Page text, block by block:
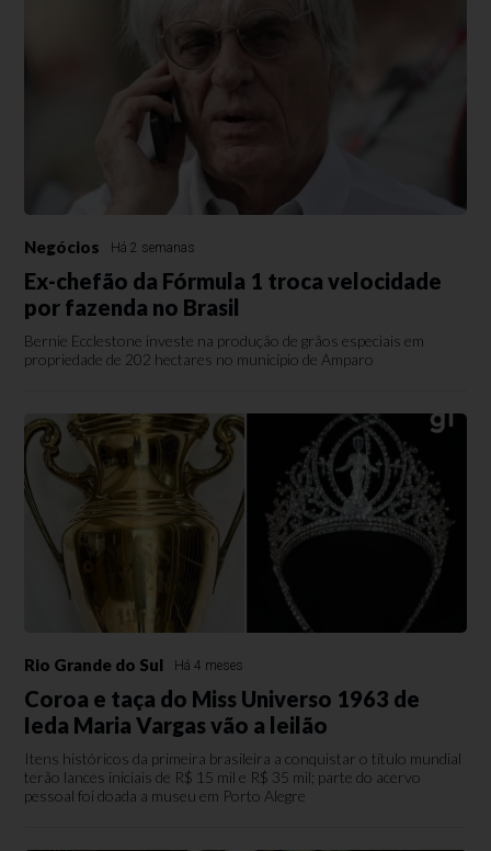
Negócios Há 2 semanas
Ex-chefão da Fórmula 1 troca velocidade
por fazenda no Brasil
Bernie Ecclestone investe na produção de grãos especiais em
propriedade de 202 hectares no município de Amparo
Rio Grande do Sul Há 4 meses
Coroa e taça do Miss Universo 1963 de
Ieda Maria Vargas vão a leilão
Itens históricos da primeira brasileira a conquistar o título mundial
terão lances iniciais de R$ 15 mil e R$ 35 mil; parte do acervo
pessoal foi doada a museu em Porto Alegre